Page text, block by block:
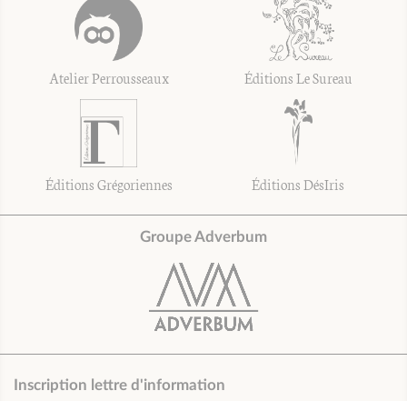
Atelier Perrousseaux Éditions Le Sureau
Éditions Grégoriennes Éditions DésIris
Groupe Adverbum
Inscription lettre d'information